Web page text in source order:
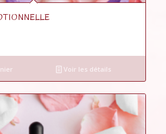
Voir les détails